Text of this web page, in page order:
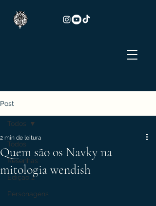
Post
Todos
Resenhas
Edição 2
Personagens
Todos
Quem são os Navky na
mitologia wendish
2 min de leitura